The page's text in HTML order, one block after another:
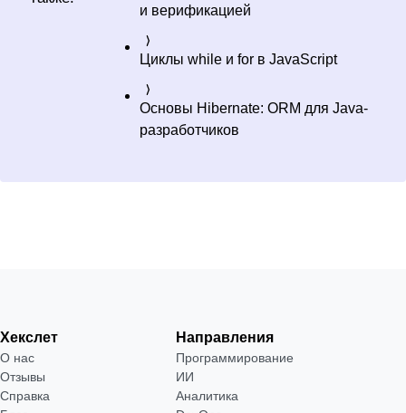
и верификацией
Циклы while и for в JavaScript
Основы Hibernate: ORM для Java-
разработчиков
Хекслет
О нас
Отзывы
Справка
Направления
Программирование
ИИ
Аналитика